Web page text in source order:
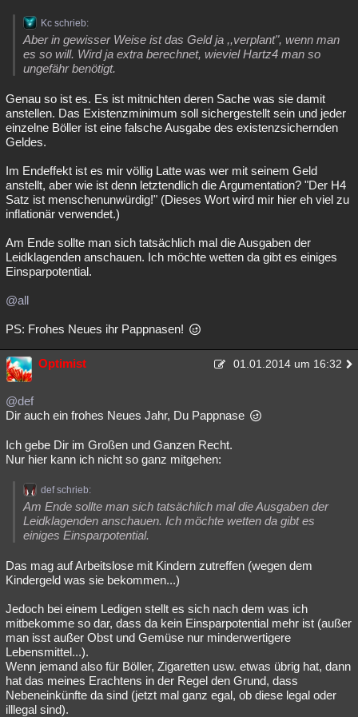
Kc schrieb:
Aber in gewisser Weise ist das Geld ja ,,verplant", wenn man
es so will. Wird ja extra berechnet, wieviel Hartz4 man so
ungefähr benötigt.
Genau so ist es. Es ist mitnichten deren Sache was sie damit
anstellen. Das Existenzminimum soll sichergestellt sein und jeder
einzelne Böller ist eine falsche Ausgabe des existenzsichernden
Geldes.
Im Endeffekt ist es mir völlig Latte was wer mit seinem Geld
anstellt, aber wie ist denn letztendlich die Argumentation? "Der H4
Satz ist menschenunwürdig!" (Dieses Wort wird mir hier eh viel zu
inflationär verwendet.)
Am Ende sollte man sich tatsächlich mal die Ausgaben der
Leidklagenden anschauen. Ich möchte wetten da gibt es einiges
Einsparpotential.
@all
PS: Frohes Neues ihr Pappnasen!
Optimist 01.01.2014 um 16:32
@def
Dir auch ein frohes Neues Jahr, Du Pappnase
Ich gebe Dir im Großen und Ganzen Recht.
Nur hier kann ich nicht so ganz mitgehen:
def schrieb:
Am Ende sollte man sich tatsächlich mal die Ausgaben der
Leidklagenden anschauen. Ich möchte wetten da gibt es
einiges Einsparpotential.
Das mag auf Arbeitslose mit Kindern zutreffen (wegen dem
Kindergeld was sie bekommen...)
Jedoch bei einem Ledigen stellt es sich nach dem was ich
mitbekomme so dar, dass da kein Einsparpotential mehr ist (außer
man isst außer Obst und Gemüse nur minderwertigere
Lebensmittel...).
Wenn jemand also für Böller, Zigaretten usw. etwas übrig hat, dann
hat das meines Erachtens in der Regel den Grund, dass
Nebeneinkünfte da sind (jetzt mal ganz egal, ob diese legal oder
illlegal sind).